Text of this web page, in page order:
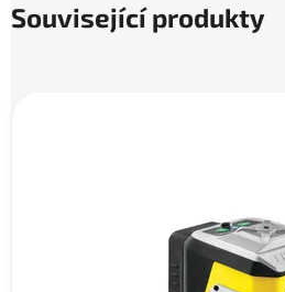
Související produkty